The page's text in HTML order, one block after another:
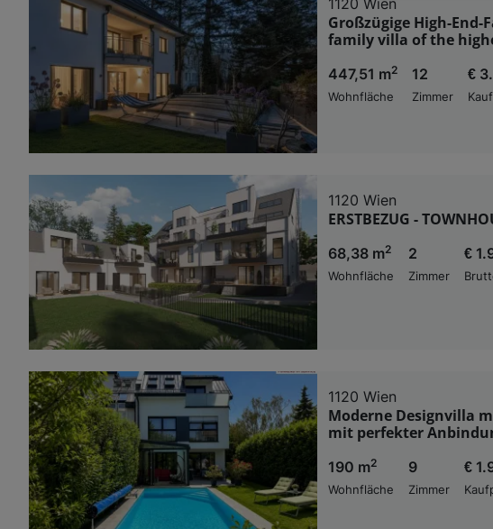
Großzügige High-
family villa of the
447,51 m2
Wohnfläche
12
Zimmer
€
1120 Wien
ERSTBEZUG -
68,38 m2
Wohnfläche
2
Zimmer
€
1120 Wien
Moderne Designvilla
mit perfekter
190 m2
Wohnfläche
9
Zimmer
€
Verwendung genauer
auf Informationen auf einem
Performance von Inhalten,
Liste der Partner (Lieferanten)